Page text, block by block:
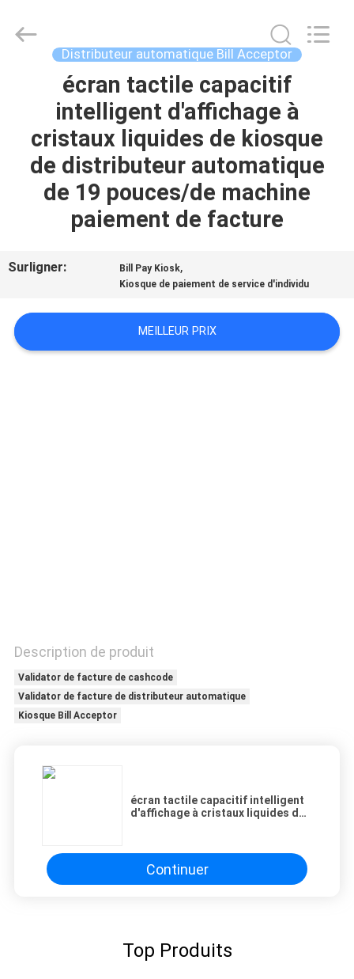
MAISON
PRODUITS
NOUS
VISITE
D'USINE
PLAN
DU
PRIVACY
Reader
Online
Distributeur automatique Bill Acceptor
écran tactile capacitif
intelligent d'affichage à
cristaux liquides de kiosque
de distributeur automatique
de 19 pouces/de machine
paiement de facture
Surligner: Bill Pay Kiosk,
Kiosque de paiement de service d'individu
MEILLEUR PRIX
Description de produit
Validator de facture de cashcode
Validator de facture de distributeur automatique
Kiosque Bill Acceptor
écran tactile capacitif intelligent
d'affichage à cristaux liquides de
machine paiement de facture
Continuer
Top Produits